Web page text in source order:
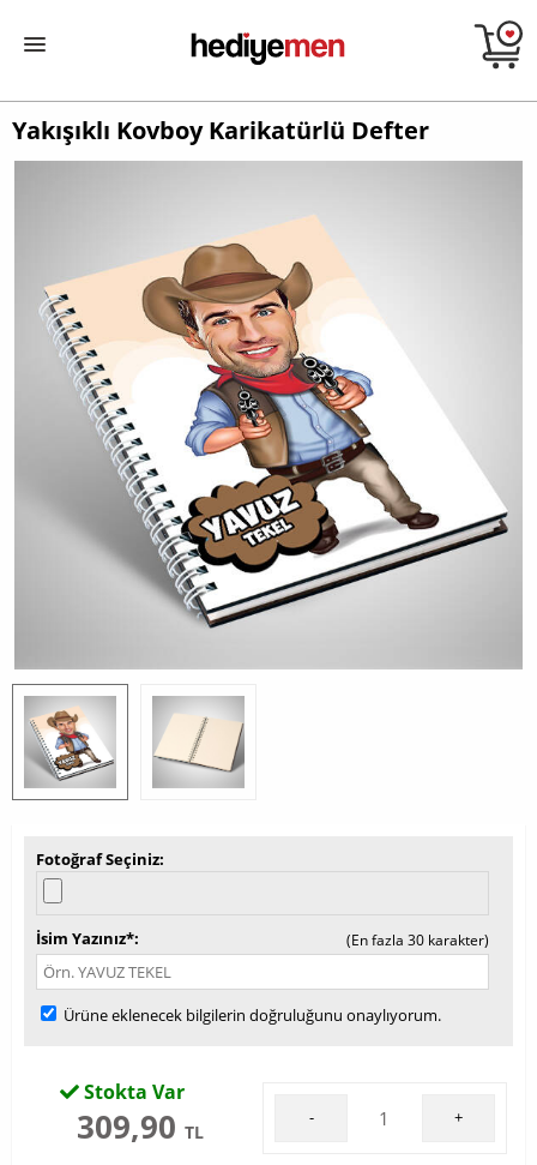
Yakışıklı Kovboy Karikatürlü Defter
Fotoğraf Seçiniz
İsim Yazınız* (En fazla 30 karakter)
Ürüne eklenecek bilgilerin doğruluğunu onaylıyorum.
Stokta Var
309,90 TL
- +